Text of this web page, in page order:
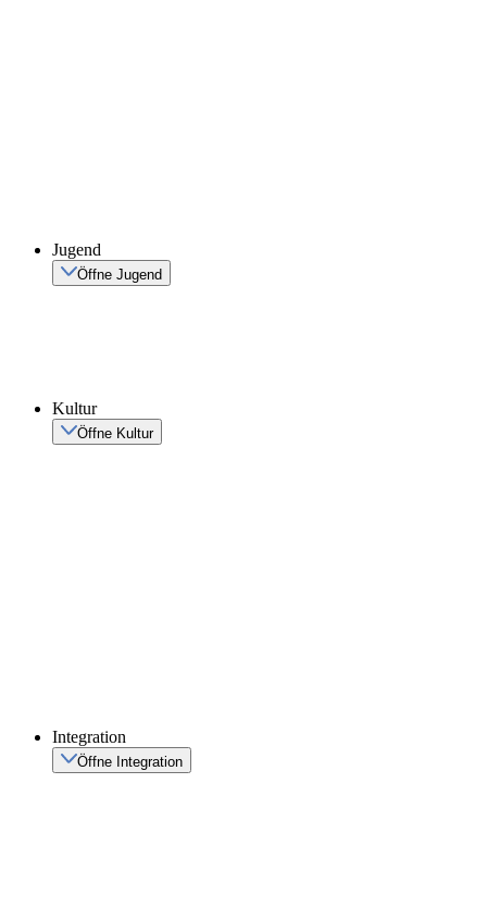
Jugend
Öffne Jugend
Kultur
Öffne Kultur
Integration
Öffne Integration